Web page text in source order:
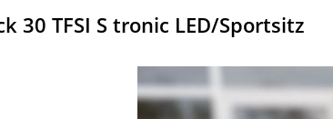
30 TFSI S tronic LED/Sportsitz